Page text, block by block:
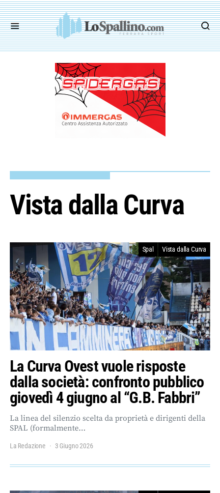
Vista dalla Curva
Spal Vista dalla Curva
La Curva Ovest vuole risposte
dalla società: confronto pubblico
giovedì 4 giugno al “G.B. Fabbri”
La linea del silenzio scelta da proprietà e dirigenti della
SPAL (formalmente…
La Redazione 3 Giugno 2026